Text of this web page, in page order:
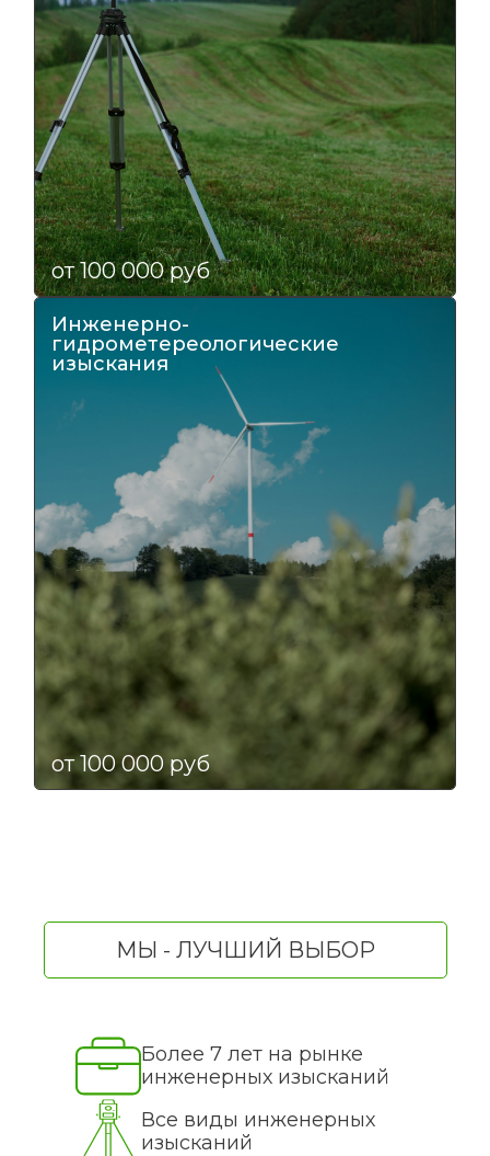
от 100 000 руб
Инженерно-
гидрометереологические
изыскания
от 100 000 руб
МЫ - ЛУЧШИЙ ВЫБОР
Более 7 лет на рынке
инженерных изысканий
Все виды инженерных
изысканий